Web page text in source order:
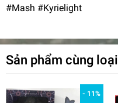
#Mash #Kyrielight
Sản phẩm cùng loại
- 11%